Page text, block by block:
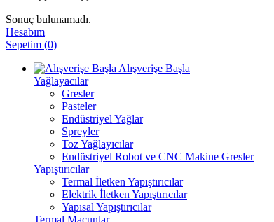
Sonuç bulunamadı.
Hesabım
Sepetim (0)
Alışverişe Başla
Yağlayacılar
Gresler
Pasteler
Endüstriyel Yağlar
Spreyler
Toz Yağlayıcılar
Endüstriyel Robot ve CNC Makine Gresler
Yapıştırıcılar
Termal İletken Yapıştırıcılar
Elektrik İletken Yapıştırıcılar
Yapısal Yapıştırıcılar
Termal Macunlar